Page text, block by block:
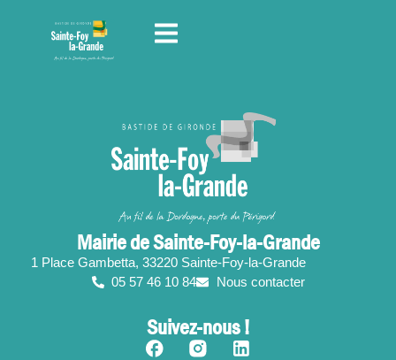
principal
Mairie de Sainte-Foy-la-Grande
1 Place Gambetta, 33220 Sainte-Foy-la-Grande
05 57 46 10 84
Nous contacter
Suivez-nous !